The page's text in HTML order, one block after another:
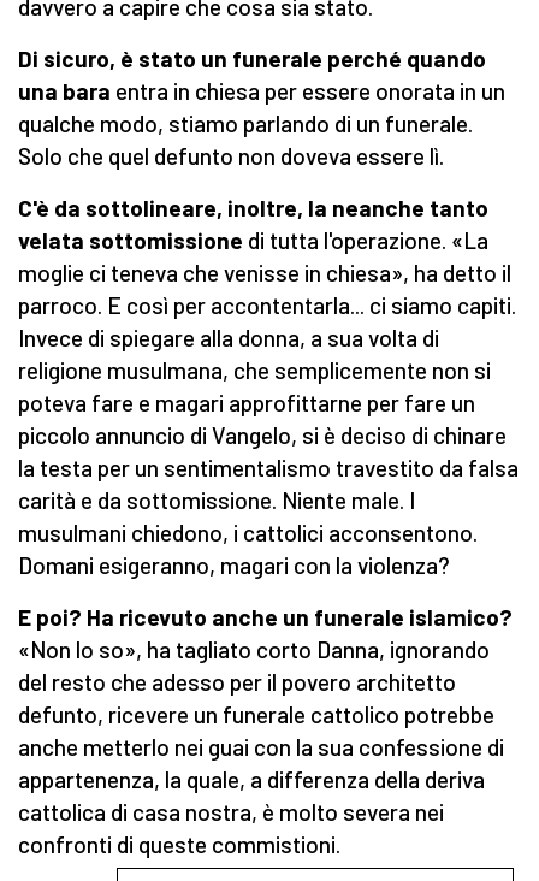
davvero a capire che cosa sia stato.
Di sicuro, è stato un funerale perché quando
una bara entra in chiesa per essere onorata in un
qualche modo, stiamo parlando di un funerale.
Solo che quel defunto non doveva essere lì.
C'è da sottolineare, inoltre, la neanche tanto
velata sottomissione di tutta l'operazione. «La
moglie ci teneva che venisse in chiesa», ha detto il
parroco. E così per accontentarla... ci siamo capiti.
Invece di spiegare alla donna, a sua volta di
religione musulmana, che semplicemente non si
poteva fare e magari approfittarne per fare un
piccolo annuncio di Vangelo, si è deciso di chinare
la testa per un sentimentalismo travestito da falsa
carità e da sottomissione. Niente male. I
musulmani chiedono, i cattolici acconsentono.
Domani esigeranno, magari con la violenza?
E poi? Ha ricevuto anche un funerale islamico?
«Non lo so», ha tagliato corto Danna, ignorando
del resto che adesso per il povero architetto
defunto, ricevere un funerale cattolico potrebbe
anche metterlo nei guai con la sua confessione di
appartenenza, la quale, a differenza della deriva
cattolica di casa nostra, è molto severa nei
confronti di queste commistioni.